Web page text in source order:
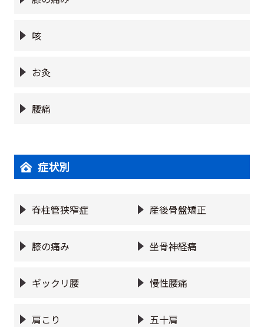
咳
お灸
腰痛
症状別
脊柱管狭窄症 産後骨盤矯正
膝の痛み 坐骨神経痛
ギックリ腰 慢性腰痛
肩こり 五十肩